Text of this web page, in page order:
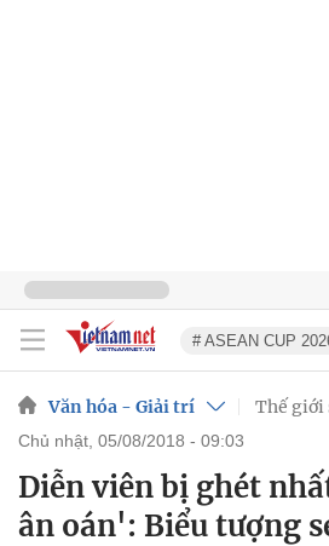
# ASEAN CUP
Văn hóa - Giải trí Thế giới
chủ nhật, 05/08/2018 - 09:03
Diễn viên bị ghét
ân oán': Biểu tượng